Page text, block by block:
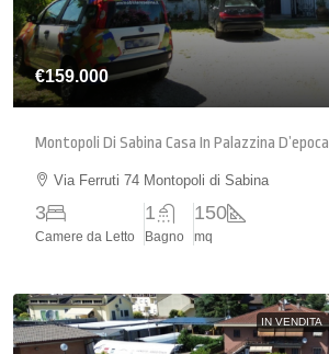
€159.000
Montopoli Di Sabina Casa In Palazzina D’epoca
Via Ferruti 74 Montopoli di Sabina
3
Camere da Letto
1
Bagno
150
mq
IN VENDITA